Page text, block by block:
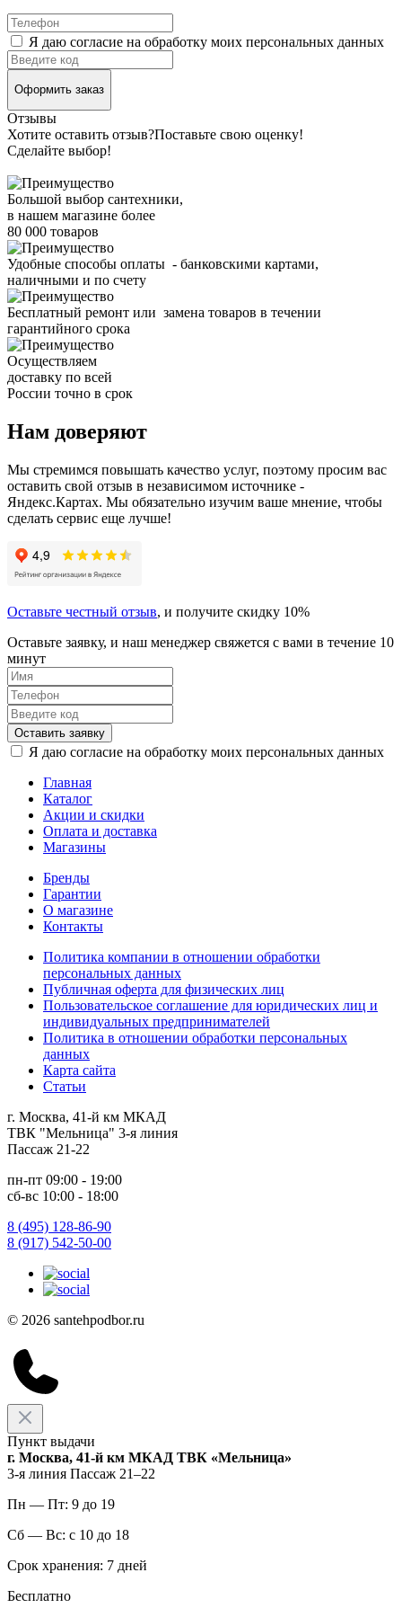
Я даю согласие на обработку моих персональных данных
Оформить заказ
Отзывы
Хотите оставить отзыв?Поставьте свою оценку!
Сделайте выбор!
Большой выбор сантехники,
в нашем магазине более
80 000 товаров
Удобные способы оплаты - банковскими картами,
наличными и по счету
Бесплатный ремонт или замена товаров в течении
гарантийного срока
Осуществляем
доставку по всей
России точно в срок
Нам доверяют
Мы стремимся повышать качество услуг, поэтому просим вас
оставить свой отзыв в независимом источнике -
Яндекс.Картах. Мы обязательно изучим ваше мнение, чтобы
сделать сервис еще лучше!
Оставьте честный отзыв, и получите скидку 10%
Оставьте заявку, и наш менеджер свяжется с вами в течение 10
минут
Оставить заявку
Я даю согласие на обработку моих персональных данных
Главная
Каталог
Акции и скидки
Оплата и доставка
Магазины
Бренды
Гарантии
О магазине
Контакты
Политика компании в отношении обработки
персональных данных
Публичная оферта для физических лиц
Пользовательское соглашение для юридических лиц и
индивидуальных предпринимателей
Политика в отношении обработки персональных
данных
Карта сайта
Статьи
г. Москва, 41-й км МКАД
ТВК "Мельница" 3-я линия
Пассаж 21-22
пн-пт 09:00 - 19:00
сб-вс 10:00 - 18:00
8 (495) 128-86-90
8 (917) 542-50-00
© 2026 santehpodbor.ru
Пункт выдачи
г. Москва, 41-й км МКАД ТВК «Мельница»
3-я линия Пассаж 21–22
Пн — Пт: 9 до 19
Сб — Вс: с 10 до 18
Срок хранения: 7 дней
Бесплатно